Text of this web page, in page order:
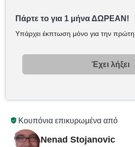
Κουπόνια επικυρωμένα από
Nenad Stojanovic
Πάρτε το για 1 μήνα ΔΩΡΕΑΝ!
Υπάρχει έκπτωση μόνο για την
Έχει λήξει